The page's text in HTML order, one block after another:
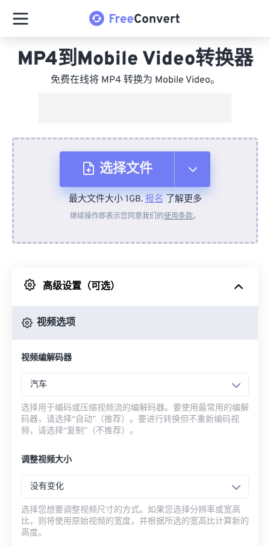
MP4到Mobile Video转换器
免费在线将 MP4 转换为 Mobile Video。
选择文件
从设备
来自 Google Drive
最大文件大小 1GB.报名了解更多
继续操作即表示您同意我们的使用条款。
高级设置（可选）
视频选项
视频编解码器
汽车
选择用于编码或压缩视频流的编解码器。要使用最常用的编解
码器，请选择“自动”（推荐）。要进行转换但不重新编码视
频，请选择“复制”（不推荐）。
调整视频大小
没有变化
选择您想要调整视频尺寸的方式。如果您选择分辨率或宽高
比，则将使用原始视频的宽度，并根据所选的宽高比计算新的
高度。